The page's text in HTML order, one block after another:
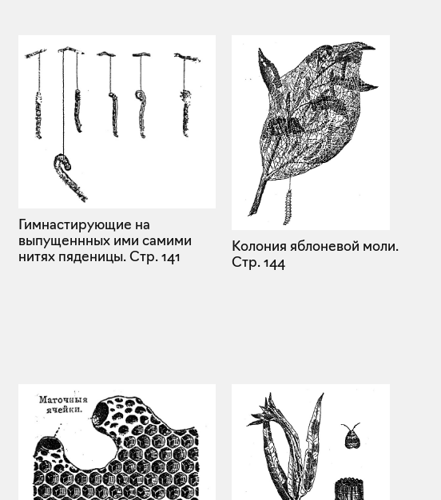
Гимнастирующие на
выпущеннных ими самими
нитях пяденицы. Стр. 141
Колония яблоневой моли.
Стр. 144